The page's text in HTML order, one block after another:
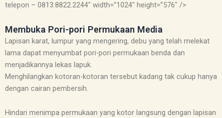
telepon – 0813.8822.2244″ width=”1024″ height=”576″ />
Membuka Pori-pori Permukaan Media
Lapisan karat, lumpur yang mengering, debu yang telah melekat
lama dapat menyumbat pori-pori permukaan benda dan
menjadikannya lekas lapuk.
Menghilangkan kotoran-kotoran tersebut kadang tak cukup hanya
dengan cairan pembersih.
Hindari menimpa permukaan yang kotor langsung dengan lapisan